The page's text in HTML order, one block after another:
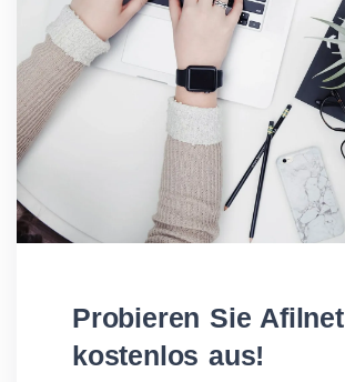
Probieren Sie Afilnet
kostenlos aus!